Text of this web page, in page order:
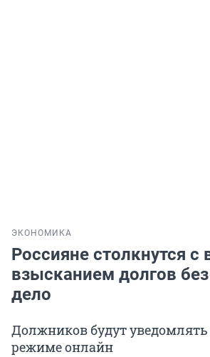
ЭКОНОМИКА
Россияне столкнутся
взысканием долгов
дело
Должников будут уведомлять
режиме онлайн